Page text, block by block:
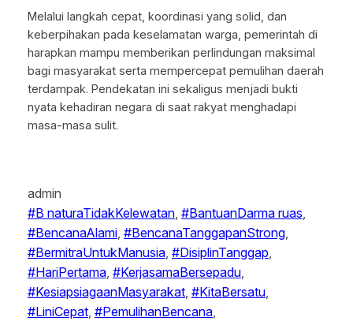
Melalui langkah cepat, koordinasi yang solid, dan
keberpihakan pada keselamatan warga, pemerintah di
harapkan mampu memberikan perlindungan maksimal
bagi masyarakat serta mempercepat pemulihan daerah
terdampak. Pendekatan ini sekaligus menjadi bukti
nyata kehadiran negara di saat rakyat menghadapi
masa-masa sulit.
admin
#B naturaTidakKelewatan, #BantuanDarma ruas
#BencanaAlami, #BencanaTanggapanStrong
#BermitraUntukManusia, #DisiplinTanggap
#HariPertama, #KerjasamaBersepadu
#KesiapsiagaanMasyarakat, #KitaBersatu
#LiniCepat, #PemulihanBencana